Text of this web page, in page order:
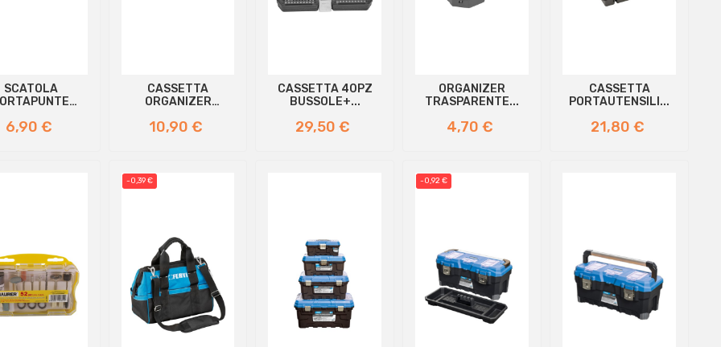
SCATOLA
Prezzo
6,90 €
CASSETTA
ORGANIZER
Prezzo
10,90 €
CASSETTA 40PZ
BUSSOLE+...
Prezzo
29,50 €
ORGANIZER
TRASPARENTE...
Prezzo
4,70 €
CASSETTA
PORTAUTENSILI...
Prezzo
21,80 €
-0,39 € -0,92 €